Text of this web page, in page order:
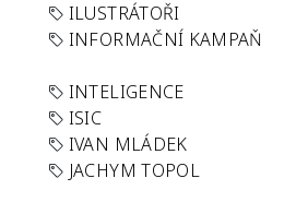
ILUSTRÁTOŘI
INFORMAČNÍ KAMPAŇ
INTELIGENCE
ISIC
IVAN MLÁDEK
JACHYM TOPOL